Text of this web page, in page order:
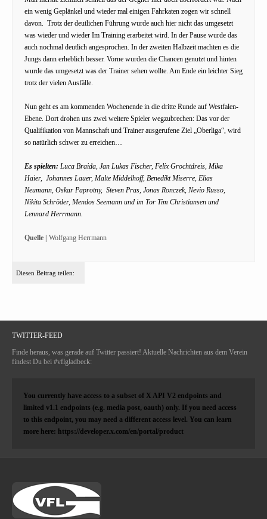
ein wenig Geplänkel und wieder mal einigen Fahrkaten zogen wir schnell
davon. Trotz der deutlichen Führung wurde auch hier nicht das umgesetzt
was wieder und wieder Im Training erarbeitet wird. In der Pause wurde das
auch nochmal deutlich angesprochen. In der zweiten Halbzeit machten es die
Jungs dann erheblich besser. Vorne wurden die Chancen genutzt und hinten
wurde das umgesetzt was der Trainer sehen wollte. Am Ende ein leichter Sieg
trotz der vielen Ausfälle.
Nun geht es am kommenden Wochenende in die dritte Runde auf Westfalen-
Ebene. Dort drohen uns zwei weitere Spieler wegzubrechen: Das vor der
Qualifikation von Mannschaft und Trainer ausgerufene Ziel „Oberliga“, wird
so natürlich schwer zu erreichen…
Es spielten: Luca Braida, Jan Lukas Fischer, Felix Grochtdreis, Mika
Haier, Johannes Lauer, Malte Middelhoff, Benedikt Miserre, Elias
Neumann, Oskar Paprotny, Steven Pras, Jonas Ronczek, Nevio Russo,
Nikita Schröder, Mendos Seemann und im Tor Tim Christiansen und
Lennard Herrmann.
Quelle | Wolfgang Herrmann
Diesen Beitrag teilen:
TWITTER-FEED
Finde heraus, was gerade auf Twitter passiert! Aktuelle Nachrichten aus dem Verein
findest Du bei #vflgladbeck:
You currently have access to a subset of X API V2 endpoints and
limited v1.1 endpoints (e.g. media post, oauth) only. If you need access
to this endpoint, you may need a different access level. You can learn
more here: https://developer.x.com/en/portal/product